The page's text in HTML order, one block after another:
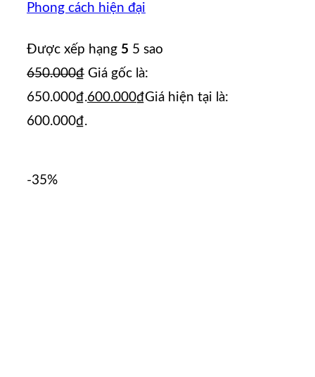
Phong cách hiện đại
Được xếp hạng 5 5 sao
650.000₫ Giá gốc là:
650.000₫.600.000₫Giá hiện tại là:
600.000₫.
-35%